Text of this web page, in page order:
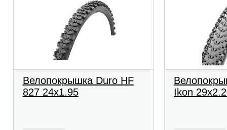
Велопокрышка Duro HF
827 24x1.95
Ikon